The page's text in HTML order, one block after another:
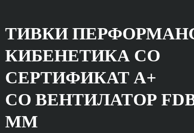
ТИВКИ
КИБЕНЕТИКА СО
СЕРТИФИКАТ А+
СО ВЕНТИЛАТОР
ММ